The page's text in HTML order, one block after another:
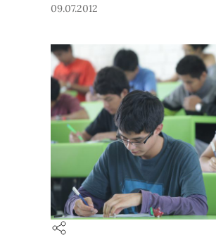
de llegar al local. Ha sido
un egresado y dos alumnos de
09.07.2012